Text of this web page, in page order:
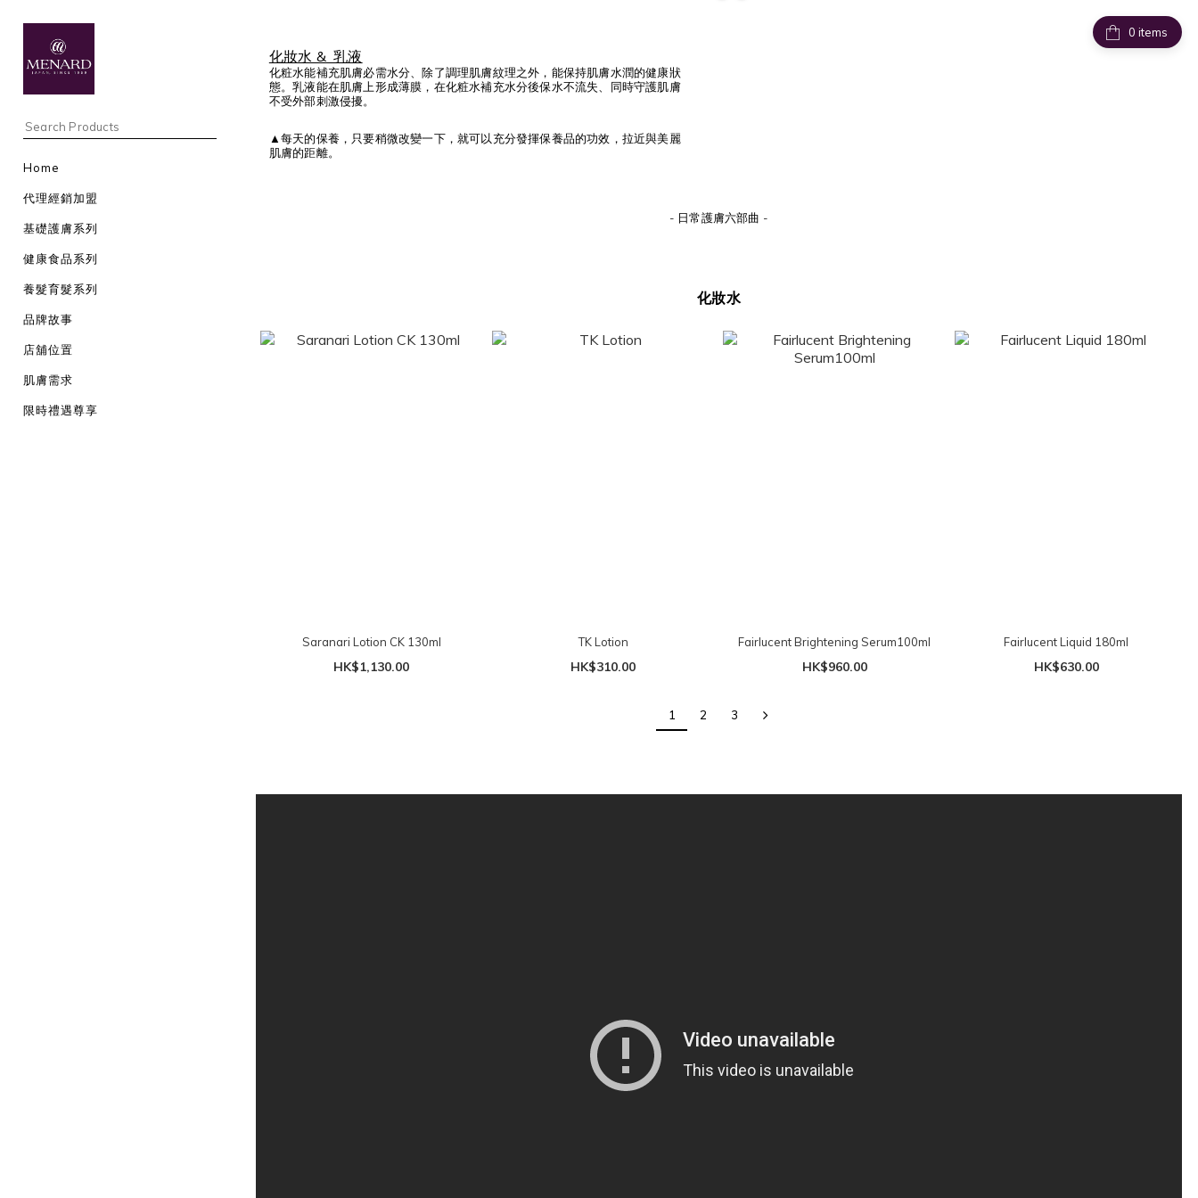
Home
代理經銷加盟
基礎護膚系列
健康食品系列
養髮育髮系列
品牌故事
店舖位置
肌膚需求
限時禮遇尊享
items
化妝水 & 乳液
化粧水能補充肌膚必需水分、除了調理肌膚紋理之外，能保持肌膚水潤的健康狀
態。乳液能在肌膚上形成薄膜，在化粧水補充水分後保水不流失、同時守護肌膚
不受外部刺激侵擾。
▲每天的保養，只要稍微改變一下，就可以充分發揮保養品的功效， 拉近與美麗
肌膚的距離。
- 日常護膚六部曲 -
化妝水
Saranari Lotion CK 130ml
HK$1,130.00
TK Lotion
HK$310.00
Fairlucent Brightening Serum100ml
HK$960.00
Fairlucent Liquid 180ml
HK$630.00
1 2 3